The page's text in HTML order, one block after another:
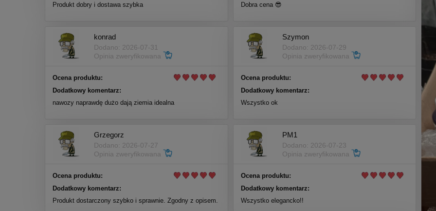
Produkt dobry i dostawa szybka
Dobra cena 😎
konrad
Dodano: 2026-07-31
Opinia zweryfikowana
Ocena produktu:
Dodatkowy komentarz:
nawozy naprawdę dużo dają ziemia idealna
Szymon
Dodano: 2026-07-29
Opinia zweryfikowana
Ocena produktu:
Dodatkowy komentarz:
Wszystko ok
Grzegorz
Dodano: 2026-07-27
Opinia zweryfikowana
Ocena produktu:
Dodatkowy komentarz:
Produkt dostarczony szybko i sprawnie. Zgodny z opisem.
PM1
Dodano: 2026-07-23
Opinia zweryfikowana
Ocena produktu:
Dodatkowy komentarz:
Wszystko elegancko!!